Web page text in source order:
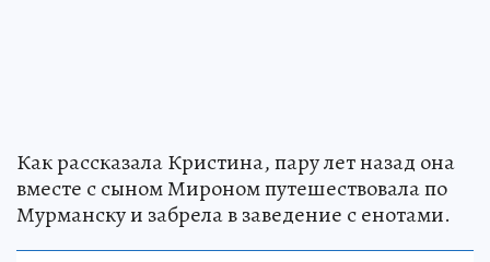
Как рассказала Кристина, пару лет назад она
вместе с сыном Мироном путешествовала по
Мурманску и забрела в заведение с енотами.